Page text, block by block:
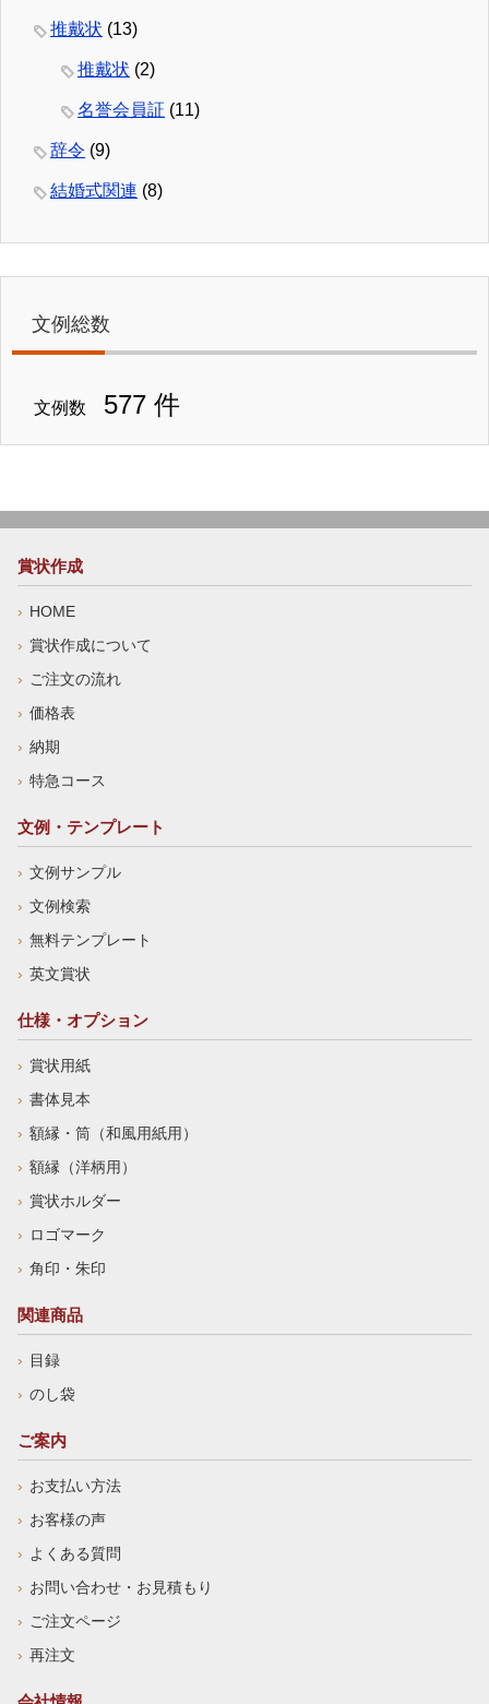
推戴状 (13)
推戴状 (2)
名誉会員証 (11)
辞令 (9)
結婚式関連 (8)
文例総数
文例数 577 件
賞状作成
HOME
賞状作成について
ご注文の流れ
価格表
納期
特急コース
文例・テンプレート
文例サンプル
文例検索
無料テンプレート
英文賞状
仕様・オプション
賞状用紙
書体見本
額縁・筒（和風用紙用）
額縁（洋柄用）
賞状ホルダー
ロゴマーク
角印・朱印
関連商品
目録
のし袋
ご案内
お支払い方法
お客様の声
よくある質問
お問い合わせ・お見積もり
ご注文ページ
再注文